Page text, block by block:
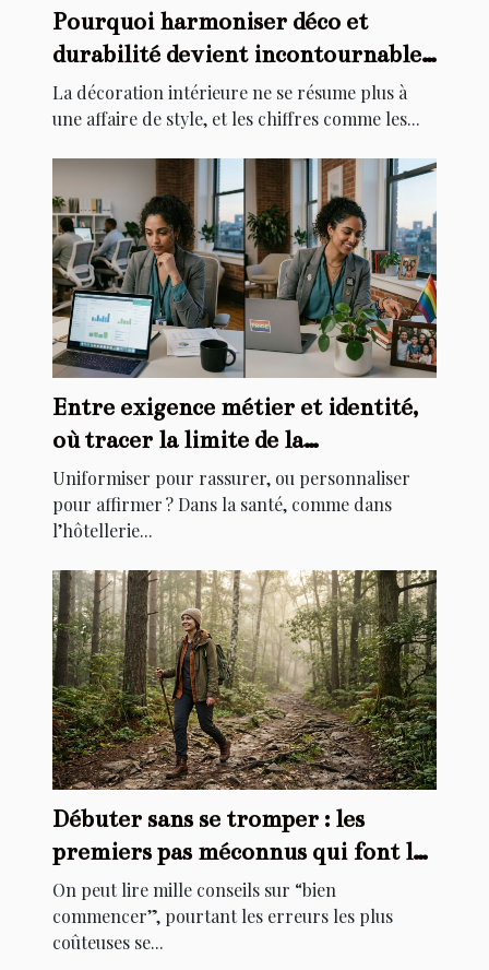
Pourquoi harmoniser déco et
durabilité devient incontournable
chez soi
La décoration intérieure ne se résume plus à
une affaire de style, et les chiffres comme les...
Entre exigence métier et identité,
où tracer la limite de la
personnalisation ?
Uniformiser pour rassurer, ou personnaliser
pour affirmer ? Dans la santé, comme dans
l’hôtellerie...
Débuter sans se tromper : les
premiers pas méconnus qui font la
différence
On peut lire mille conseils sur “bien
commencer”, pourtant les erreurs les plus
coûteuses se...